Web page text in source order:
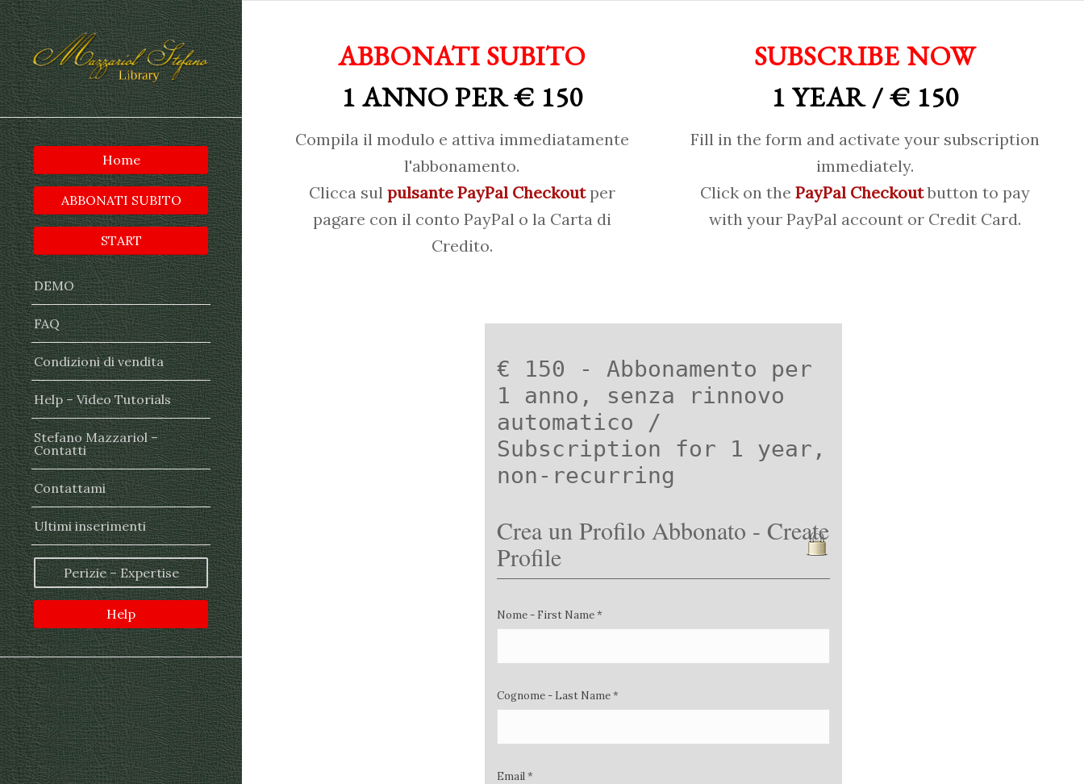
Home
ABBONATI SUBITO
START
DEMO
FAQ
Condizioni di vendita
Help – Video Tutorials
Stefano Mazzariol –
Contatti
Contattami
Ultimi inserimenti
Perizie – Expertise
Help
ABBONATI SUBITO
1 ANNO PER € 150
Compila il modulo e attiva immediatamente
l'abbonamento.
Clicca sul pulsante PayPal Checkoutper
pagare con il conto PayPal o la Carta di
Credito.
SUBSCRIBE NOW
1 YEAR / € 150
Fill in the form and activate your subscription
immediately.
Click on the PayPal Checkoutbutton to pay
with your PayPal account or Credit Card.
€ 150 - Abbonamento per
1 anno, senza rinnovo
automatico /
Subscription for 1 year,
non-recurring
Crea un Profilo Abbonato - Create
Profile
Nome - First Name *
Cognome - Last Name *
Email *